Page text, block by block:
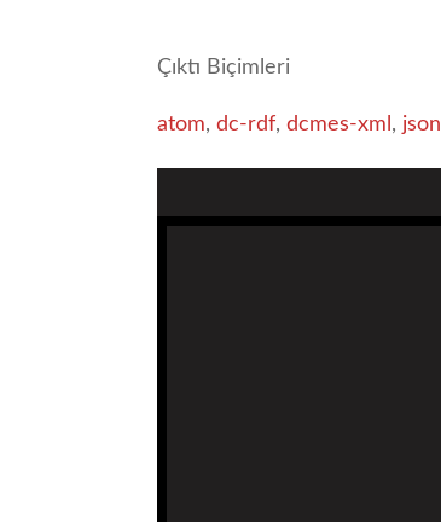
Çıktı Biçimleri
atom,dc-rdf,dcmes-xml , json